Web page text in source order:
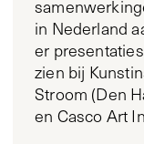
in Nederland
er
zien bij
Stroom (Den
en Casco Art